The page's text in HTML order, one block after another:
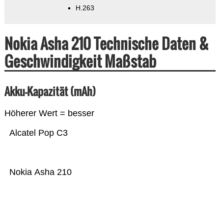
H.263
Nokia Asha 210 Technische Daten &
Geschwindigkeit Maßstab
Akku-Kapazität (mAh)
Höherer Wert = besser
Nokia Asha 210
Alcatel Pop C3